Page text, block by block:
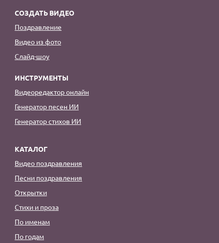
СОЗДАТЬ ВИДЕО
Поздравление
Видео из фото
Слайд-шоу
ИНСТРУМЕНТЫ
Видеоредактор онлайн
Генератор песен ИИ
Генератор стихов ИИ
КАТАЛОГ
Видео поздравления
Песни поздравления
Открытки
Стихи и проза
По именам
По годам